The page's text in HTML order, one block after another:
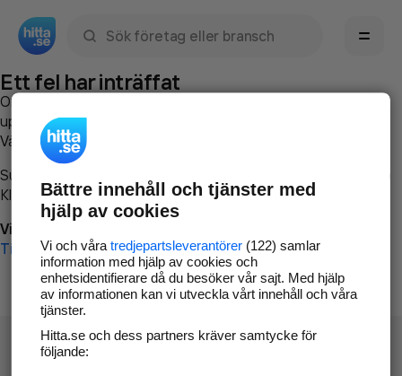
Ett fel har inträffat
Om du vill kan du
uppstod så att vi lättare och snabbare kan avhjälpa det.
Vänligen försök med följande:
Surfa till
Klicka påTillbaka-knappen i webbläsaren och försök igen
Vi beklagar besväret!
Till startsidan
Bättre innehåll och tjänster med
hjälp av cookies
Vi och våra tredjepartsleverantörer(122) samlar
information med hjälp av cookies och
enhetsidentifierare då du besöker vår sajt. Med hjälp
av informationen kan vi utveckla vårt innehåll och våra
tjänster.
Hitta.se och dess partners kräver samtycke för
följande: